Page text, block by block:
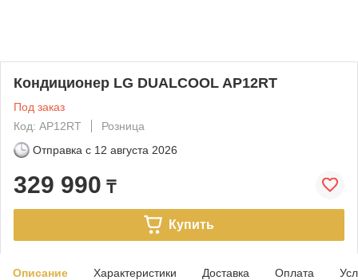
Кондиционер LG DUALCOOL AP12RT
Под заказ
Код: AP12RT
Розница
Отправка с 12 августа 2026
329 990 ₸
Купить
Описание Характеристики Доставка Оплата